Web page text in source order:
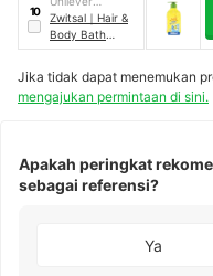
Antibacterial
Bodywash
10
Indonesia
Zwitsal ｜ Hair &
Body Bath
Antibacterial
Jika tidak dapat menemukan
mengajukan permintaan di sini.
Apakah peringkat
sebagai referensi?
Ya